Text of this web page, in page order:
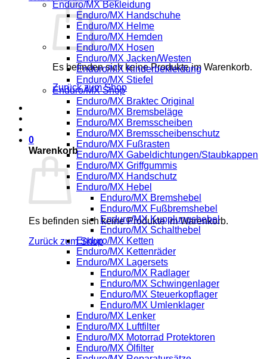
Es befinden sich keine Produkte im Warenkorb.
Zurück zum Shop
0
Warenkorb
Es befinden sich keine Produkte im Warenkorb.
Zurück zum Shop
Enduro/MX Bekleidung
Enduro/MX Handschuhe
Enduro/MX Helme
Enduro/MX Hemden
Enduro/MX Hosen
Enduro/MX Jacken/Westen
Enduro/MX Kinderbekleidung
Enduro/MX Stiefel
Enduro/MX Shop
Enduro/MX Braktec Original
Enduro/MX Bremsbeläge
Enduro/MX Bremsscheiben
Enduro/MX Bremsscheibenschutz
Enduro/MX Fußrasten
Enduro/MX Gabeldichtungen/Staubkappen
Enduro/MX Griffgummis
Enduro/MX Handschutz
Enduro/MX Hebel
Enduro/MX Bremshebel
Enduro/MX Fußbremshebel
Enduro/MX Kupplungshebel
Enduro/MX Schalthebel
Enduro/MX Ketten
Enduro/MX Kettenräder
Enduro/MX Lagersets
Enduro/MX Radlager
Enduro/MX Schwingenlager
Enduro/MX Steuerkopflager
Enduro/MX Umlenklager
Enduro/MX Lenker
Enduro/MX Luftfilter
Enduro/MX Motorrad Protektoren
Enduro/MX Ölfilter